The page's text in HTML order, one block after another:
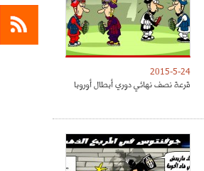
2015-5-24
قرعة نصف نهائي دوري أبطال أوروبا